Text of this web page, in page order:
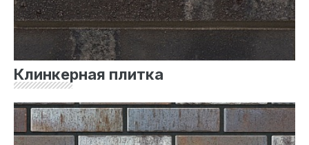
Клинкерная плитка